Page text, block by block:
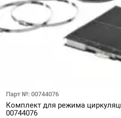
Парт №: 00744076
Комплект для режима
00744076